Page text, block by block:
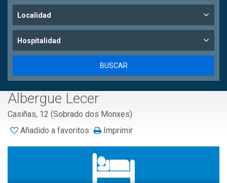
Localidad
Hospitalidad
Albergue Lecer
Casiñas, 12 (Sobrado dos Monxes)
Añadido a favoritos
Imprimir